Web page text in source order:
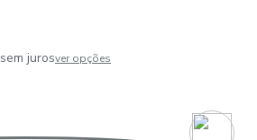
sem jurosver opções